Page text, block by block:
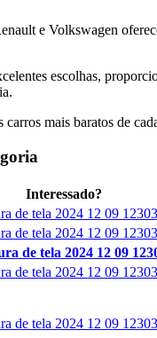
e Volkswagen
escolhas,
mais baratos de
Interessado?